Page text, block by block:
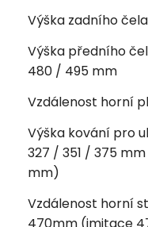
Výška zadního
Výška předního
480 / 495 mm
Vzdálenost horní
Výška kování pro
327 / 351 / 375
mm)
Vzdálenost horní